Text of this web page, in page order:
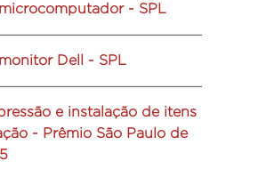
- SPL
Dell - SPL
e instalação de itens
- Prêmio São Paulo de